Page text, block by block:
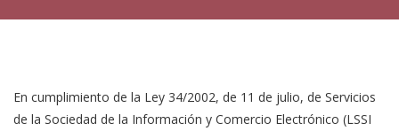
En cumplimiento de la Ley 34/2002, de 11 de julio, de Servicios
de la Sociedad de la Información y Comercio Electrónico (LSSI